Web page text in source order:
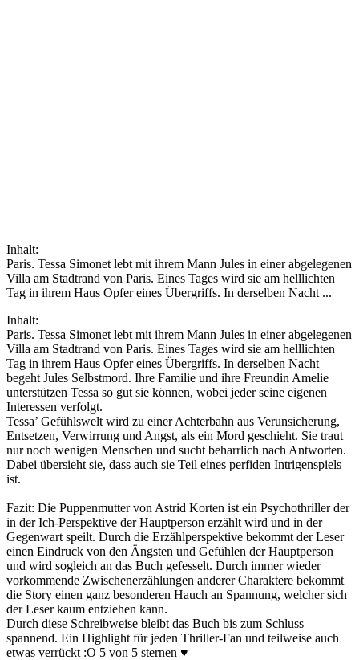
Inhalt:
Paris. Tessa Simonet lebt mit ihrem Mann Jules in einer abgelegenen
Villa am Stadtrand von Paris. Eines Tages wird sie am helllichten
Tag in ihrem Haus Opfer eines Übergriffs. In derselben Nacht ...
Inhalt:
Paris. Tessa Simonet lebt mit ihrem Mann Jules in einer abgelegenen
Villa am Stadtrand von Paris. Eines Tages wird sie am helllichten
Tag in ihrem Haus Opfer eines Übergriffs. In derselben Nacht
begeht Jules Selbstmord. Ihre Familie und ihre Freundin Amelie
unterstützen Tessa so gut sie können, wobei jeder seine eigenen
Interessen verfolgt.
Tessa’ Gefühlswelt wird zu einer Achterbahn aus Verunsicherung,
Entsetzen, Verwirrung und Angst, als ein Mord geschieht. Sie traut
nur noch wenigen Menschen und sucht beharrlich nach Antworten.
Dabei übersieht sie, dass auch sie Teil eines perfiden Intrigenspiels
ist.
Fazit: Die Puppenmutter von Astrid Korten ist ein Psychothriller der
in der Ich-Perspektive der Hauptperson erzählt wird und in der
Gegenwart speilt. Durch die Erzählperspektive bekommt der Leser
einen Eindruck von den Ängsten und Gefühlen der Hauptperson
und wird sogleich an das Buch gefesselt. Durch immer wieder
vorkommende Zwischenerzählungen anderer Charaktere bekommt
die Story einen ganz besonderen Hauch an Spannung, welcher sich
der Leser kaum entziehen kann.
Durch diese Schreibweise bleibt das Buch bis zum Schluss
spannend. Ein Highlight für jeden Thriller-Fan und teilweise auch
etwas verrückt :O 5 von 5 sternen ♥